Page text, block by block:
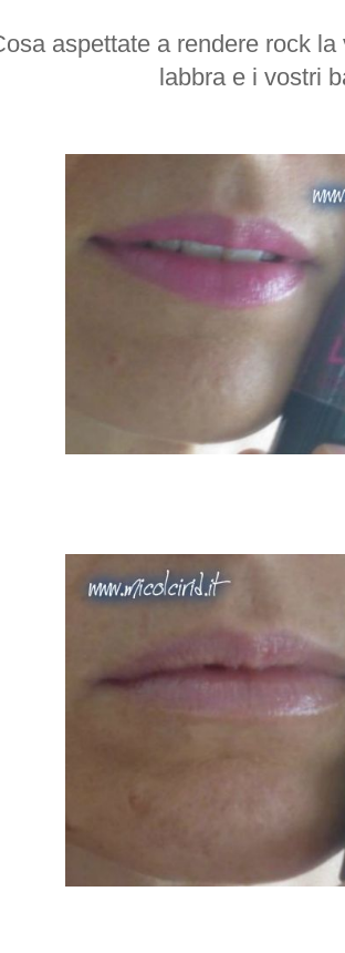
aspettate a rendere rock
labbra e i vostri